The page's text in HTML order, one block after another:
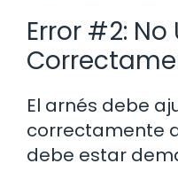
Error #2:
El arnés debe
correctamente
debe estar